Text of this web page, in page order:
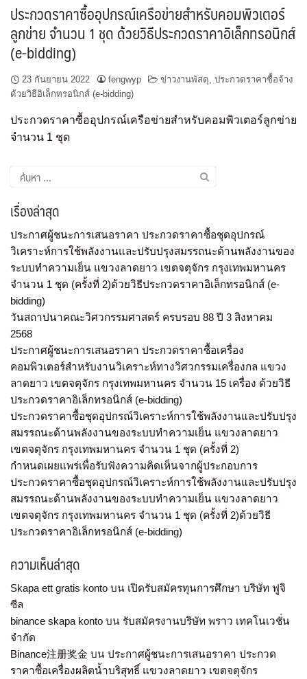
ประกวดราคาซื้ออุปกรณ์เครือข่ายสำหรับคอมพิวเตอร์
ลูกข่าย จำนวน 1 ชุด ด้วยวิธีประกวดราคาอิเล็กทรอนิกส์
(e-bidding)
23 กันยายน 2022 fengwyp ข่าวงานพัสดุ, ประกวดราคาซื้อจ้าง
ด้วยวิธีอิเล็กทรอนิกส์ (e-bidding)
ประกวดราคาซื้ออุปกรณ์เครือข่ายสำหรับคอมพิวเตอร์ลูกข่าย
จำนวน 1 ชุด
เรื่องล่าสุด
ประกาศผู้ชนะการเสนอราคา ประกวดราคาซื้อชุดอุปกรณ์
วิเคราะห์การใช้พลังงานและปรับปรุงสมรรถนะด้านพลังงานของ
ระบบทำความเย็น แขวงลาดยาว เขตจตุจักร กรุงเทพมหานคร
จำนวน 1 ชุด (ครั้งที่ 2)ด้วยวิธีประกวดราคาอิเล็กทรอนิกส์ (e-
bidding)
วันสถาปนาคณะวิศวกรรมศาสตร์ ครบรอบ 88 ปี 3 สิงหาคม
2568
ประกาศผู้ชนะการเสนอราคา ประกวดราคาซื้อเครื่อง
คอมพิวเตอร์สำหรับงานวิเคราะห์ทางวิศวกรรมเครื่องกล แขวง
ลาดยาว เขตจตุจักร กรุงเทพมหานคร จำนวน 15 เครื่อง ด้วยวิธี
ประกวดราคาอิเล็กทรอนิกส์ (e-bidding)
ประกวดราคาซื้อชุดอุปกรณ์วิเคราะห์การใช้พลังงานและปรับปรุง
สมรรถนะด้านพลังงานของระบบทำความเย็น แขวงลาดยาว
เขตจตุจักร กรุงเทพมหานคร จำนวน 1 ชุด (ครั้งที่ 2)
กำหนดเผยแพร่เพื่อรับฟังความคิดเห็นจากผู้ประกอบการ
ประกวดราคาซื้อชุดอุปกรณ์วิเคราะห์การใช้พลังงานและปรับปรุง
สมรรถนะด้านพลังงานของระบบทำความเย็น แขวงลาดยาว
เขตจตุจักร กรุงเทพมหานคร จำนวน 1 ชุด (ครั้งที่ 2)ด้วยวิธี
ประกวดราคาอิเล็กทรอนิกส์ (e-bidding)
ความเห็นล่าสุด
Skapa ett gratis konto บน เปิดรับสมัครทุนการศึกษา บริษัท ฟูจิ
ซีล
binance skapa konto บน รับสมัครงานบริษัท พราว เทคโนเวชั่น
จำกัด
Binance注册奖金 บน ประกาศผู้ชนะการเสนอราคา ประกวด
ราคาซื้อเครื่องผลิตน้ำบริสุทธิ์ แขวงลาดยาว เขตจตุจักร